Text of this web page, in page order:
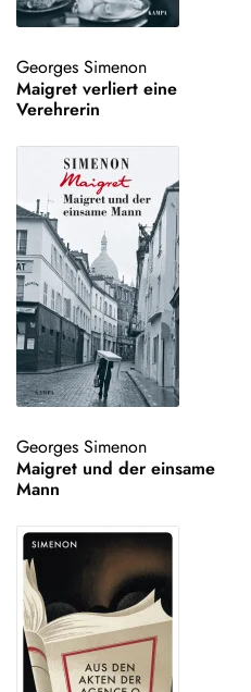
Georges Simenon
Maigret verliert eine
Verehrerin
Georges Simenon
Maigret und der einsame
Mann